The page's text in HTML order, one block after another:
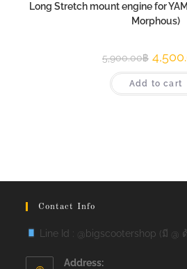
Long Stretch mount engine for
Morphous)
5,900.00฿
Add to cart
Contact Info
Line Id : @bigscootershop (มี @
Address: